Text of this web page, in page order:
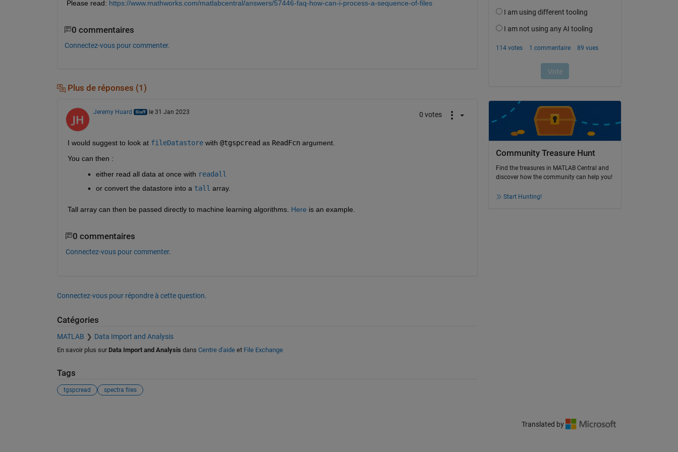
Please read: https://www.mathworks.com/matlabcentral/answers/57446-faq-how-can-i-process-a-sequence-of-files
0 commentaires
Connectez-vous pour commenter.
Plus de réponses (1)
Jeremy Huard le 31 Jan 2023 0 votes
I would suggest to look at fileDatastore with @tgspcread as ReadFcn argument.
You can then :
either read all data at once with readall
or convert the datastore into a tall array.
Tall array can then be passed directly to machine learning algorithms. Here is an example.
0 commentaires
Connectez-vous pour commenter.
Connectez-vous pour répondre à cette question.
Catégories
MATLAB Data Import and Analysis
En savoir plus sur Data Import and Analysis dans Centre d'aideet File Exchange
Tags
tgspcread spectra files
Community Treasure Hunt
Find the treasures in MATLAB Central and
discover how the community can help you!
Start Hunting!
Translated by